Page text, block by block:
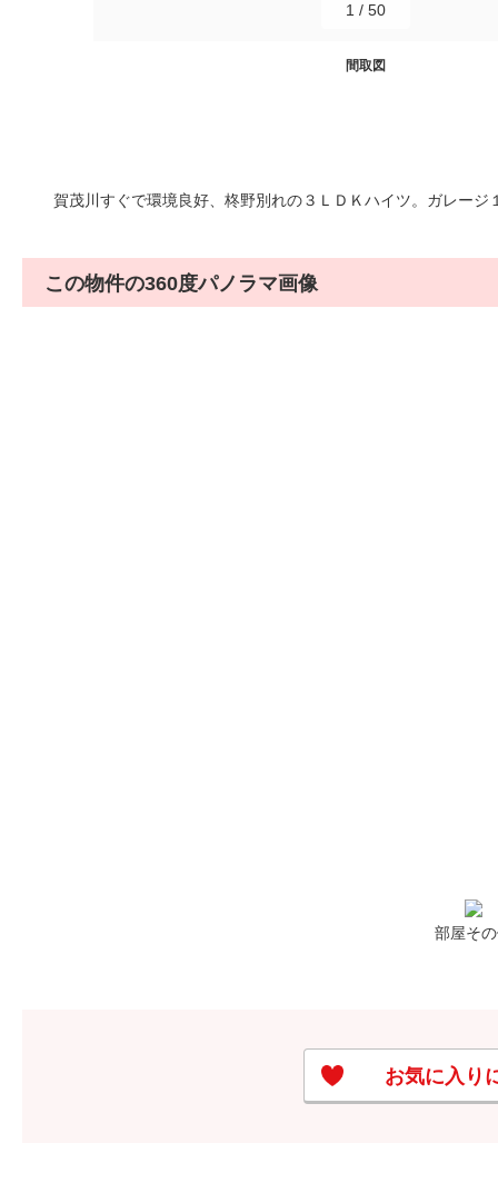
間取図
1 / 50
賀茂川すぐで環境良好、柊野別れの３ＬＤＫハイツ。ガレージ
この物件の360度パノラマ画像
部屋そ
お気に入り